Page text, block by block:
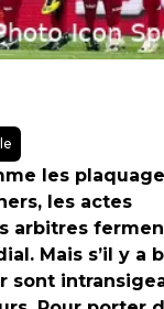
les
les actes
arbitres
Mais s’il y a
sont